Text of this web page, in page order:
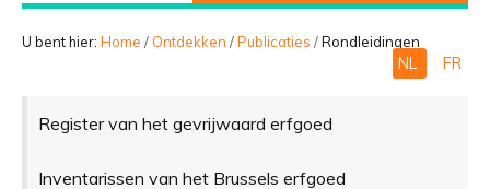
Geavanceerd
zoeken...
U bent hier: Home / Ontdekken /Publicaties /Rondleidingen
NL FR
Register van het gevrijwaard erfgoed
Inventarissen van het Brussels erfgoed